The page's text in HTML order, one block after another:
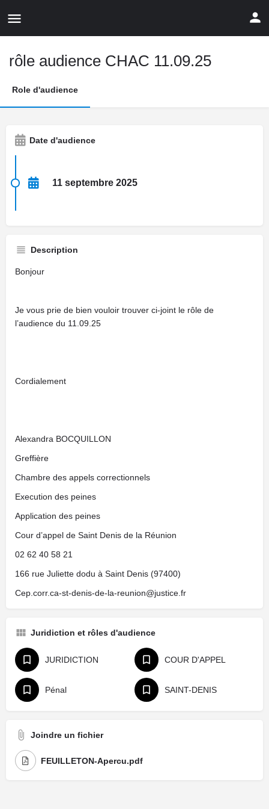
rôle audience CHAC 11.09.25
Role d'audience
Date d'audience
11 septembre 2025
Description
Bonjour
Je vous prie de bien vouloir trouver ci-joint le rôle de
l’audience du 11.09.25
Cordialement
Alexandra BOCQUILLON
Greffière
Chambre des appels correctionnels
Execution des peines
Application des peines
Cour d’appel de Saint Denis de la Réunion
02 62 40 58 21
166 rue Juliette dodu à Saint Denis (97400)
Cep.corr.ca-st-denis-de-la-reunion@justice.fr
Juridiction et rôles d'audience
JURIDICTION COUR D'APPEL
Pénal SAINT-DENIS
Joindre un fichier
FEUILLETON-Apercu.pdf